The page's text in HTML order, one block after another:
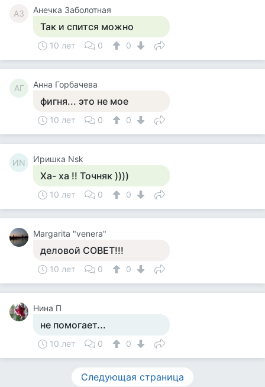
АЗ Анечка Заболотная
Так и спится можно
10 лет 0 0
АГ Анна Горбачева
фигня... это не мое
10 лет 0 0
ИN Иришка Nsk
Ха- ха !! Точняк ))))
10 лет 0 0
Margarita "venera"
деловой СОВЕТ!!!
10 лет 0 0
Нина П
не помогает...
10 лет 0 0
Следующая страница